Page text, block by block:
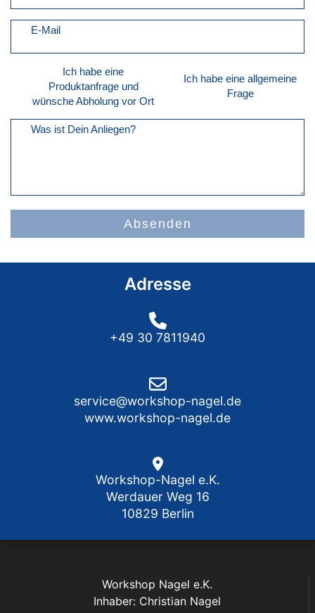
E-Mail
Ich habe eine
Produktanfrage und
wünsche Abholung vor Ort
Ich habe eine allgemeine
Frage
Was ist Dein Anliegen?
Absenden
Adresse
+49 30 7811940
service@workshop-nagel.de
www.workshop-nagel.de
Workshop-Nagel e.K.
Werdauer Weg 16
10829 Berlin
Workshop Nagel e.K.
Inhaber: Christian Nagel